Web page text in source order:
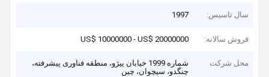
سال تاسیس: 1997
فروش سالانه: US$ 10000000 - US$ 20000000
محل شرکت
شماره 1999 خیابان ییژو، منطقه فناوری پیشرفته،
چنگدو، سیچوان، چین